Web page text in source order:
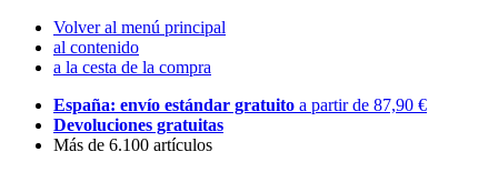
Volver al menú principal
al contenido
a la cesta de la compra
España: envío estándar gratuito a partir de 87,90 €
Devoluciones gratuitas
Más de 6.100 artículos